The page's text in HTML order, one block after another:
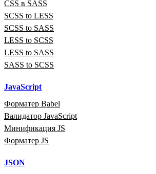
CSS в SASS
SCSS to LESS
SCSS to SASS
LESS to SCSS
LESS to SASS
SASS to SCSS
JavaScript
Форматер Babel
Валидатор JavaScript
Минификация JS
Форматер JS
JSON